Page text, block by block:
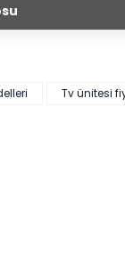
Tv ünitesi